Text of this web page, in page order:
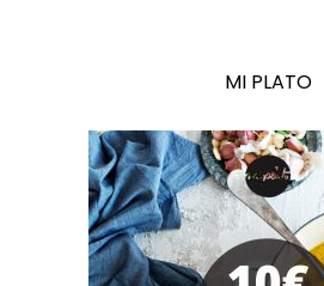
MI PLATO